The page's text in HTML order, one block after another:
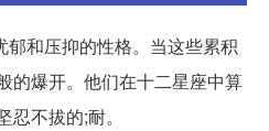
和压抑的性格。当这些累积
的爆开。他们在十二星座中算
不拔的;耐。